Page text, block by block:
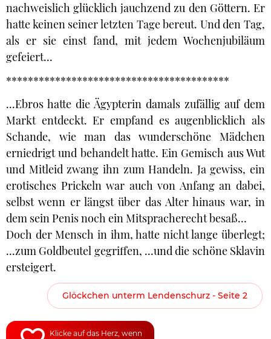
nachweislich glücklich jauchzend zu den Göttern. Er
hatte keinen seiner letzten Tage bereut. Und den Tag,
als er sie einst fand, mit jedem Wochenjubiläum
gefeiert...
*****************************************
...Ebros hatte die Ägypterin damals zufällig auf dem
Markt entdeckt. Er empfand es augenblicklich als
Schande, wie man das wunderschöne Mädchen
erniedrigt und behandelt hatte. Ein Gemisch aus Wut
und Mitleid zwang ihn zum Handeln. Ja gewiss, ein
erotisches Prickeln war auch von Anfang an dabei,
selbst wenn er längst über das Alter hinaus war, in
dem sein Penis noch ein Mitspracherecht besaß…
Doch der Mensch in ihm, hatte nicht lange überlegt;
...zum Goldbeutel gegriffen, ...und die schöne Sklavin
ersteigert.
Glöckchen unterm Lendenschurz - Seite 2
Klicke auf das Herz, wenn